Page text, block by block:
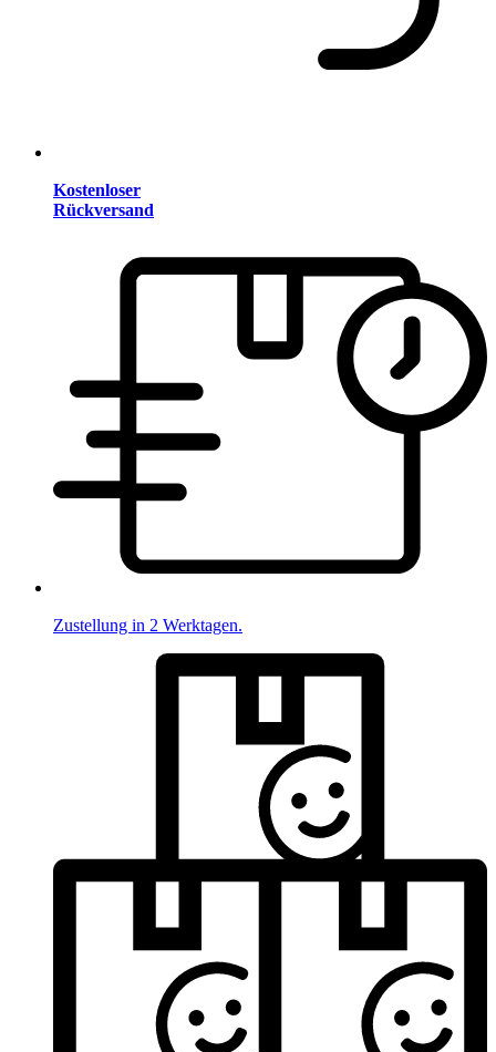
Kostenloser
Rückversand
Zustellung in 2 Werktagen.